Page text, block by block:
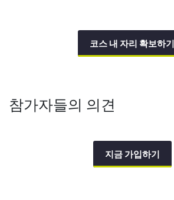
코스 내 자리 확보하기
참가자들의 의견
지금 가입하기